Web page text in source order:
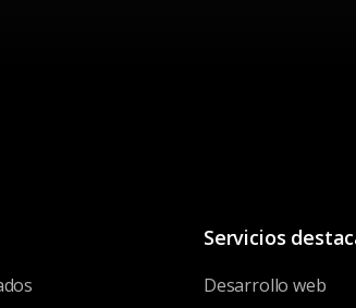
Servicios
Desarrollo web